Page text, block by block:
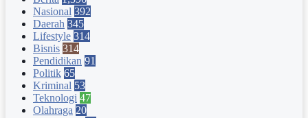
Nasional 392
Daerah 345
Lifestyle 314
Bisnis 314
Pendidikan 91
Politik 65
Kriminal 53
Teknologi 47
Olahraga 20